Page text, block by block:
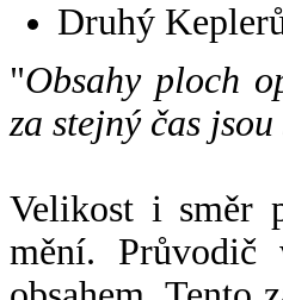
Druhý
"Obsahy ploch
za stejný čas
Velikost i směr
mění. Průvodič